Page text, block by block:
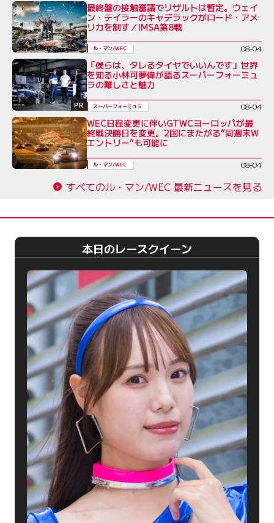
最終盤の接触審議でリザルトは暫定。ウェイ
ン・テイラーのキャデラックがロード・アメ
リカを制す／IMSA第8戦
ル・マン/WEC 08-04
PR
「僕らは、タレるタイヤでいいんです」世界
を知る小林可夢偉が語るスーパーフォーミュ
ラの難しさと魅力
スーパーフォーミュラ 08-04
WEC日程変更に伴いGTWCヨーロッパが最
終戦決勝日を変更。2国にまたがる“同週末W
エントリー”も可能に
ル・マン/WEC 08-04
すべてのル・マン/WEC 最新ニュースを見る
本日のレースクイーン